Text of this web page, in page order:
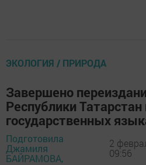
ЭКОЛОГИЯ / ПРИРОДА
Завершено
Республики Татарстан
государственных
Подготовила
Джамиля
БАЙРАМОВА,
2
09:56